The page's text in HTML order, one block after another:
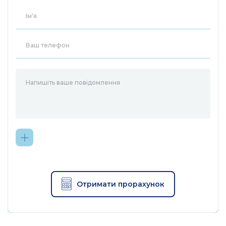
Камера
зображення
із прогресивною розгорткою
Фокусна відстань: 4,0 мм
Діапазон
Механічний діапазон нахилу:
90° (130° охоплення нахилу)
Отримати прорахунок